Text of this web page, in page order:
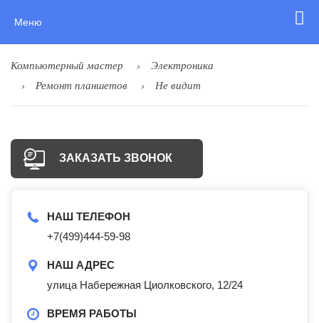
Меню
Компьютерный мастер
Электроника
Ремонт планшетов
Не видит
ЗАКАЗАТЬ ЗВОНОК
НАШ ТЕЛЕФОН
+7(499)444-59-98
НАШ АДРЕС
улица Набережная Циолковского, 12/24
ВРЕМЯ РАБОТЫ